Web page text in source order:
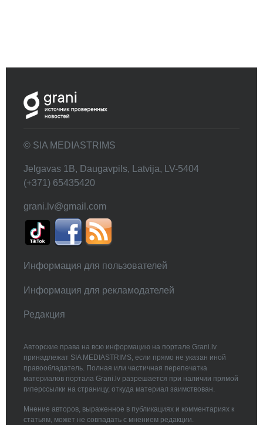
© SIA MEDIASTRIMS
Jelgavas 1B, Daugavpils, Latvija, LV-5404
(+371) 65435420
grani.lv@gmail.com
Информация для пользователей
Информация для рекламодателей
Редакция
Авторские права на всю информацию на портале Grani.lv
принадлежат SIA MEDIASTRIMS, если прямо не указан иной
правообладатель. Полная или частичная перепечатка
материалов портала Grani.lv разрешается при наличии прямой
гиперссылки на страницу, откуда материал заимствован.
Мнение авторов, выраженное в публикациях и комментариях к
статьям, может не совпадать с мнением редакции.